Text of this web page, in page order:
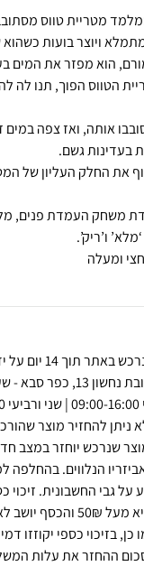
ויוצר בועות
הטווס הפוך, תנו לה
אותה, ואז צפה במים
את החלק העליון של
משחק העמדת פנים,
ניתן להחזיר מוצר שנרכש באתר תוך 14
הבאתו/שליחתו לכתובת נחשון
09:00-14:00. לא ניתן להחזיר
שנרכש יוחזר במצב
הנלווים. בהחלפה
על גבי החשבונית. זיכוי
עוד שעלות המוצר היא מעל
בזיכוי כספי יקוזזו
ההחזר את עלות